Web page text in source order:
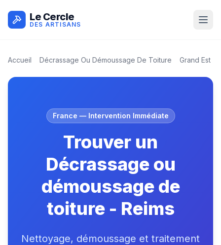
Le Cercle
DES ARTISANS
Accueil Décrassage Ou Démoussage De Toiture Grand Est
France — Intervention Immédiate
Trouver un
Décrassage ou
démoussage de
toiture - Reims
Nettoyage, démoussage et traitement